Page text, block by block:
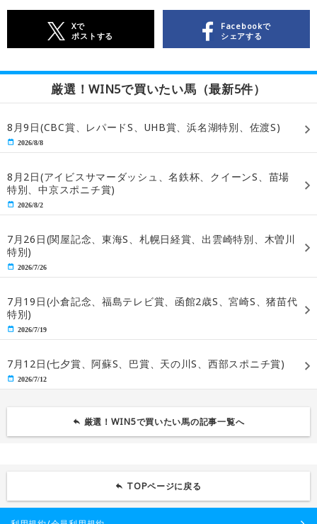
Xで
ポストする
Facebookで
シェアする
厳選！WIN5で買いたい馬（最新5件）
8月9日(CBC賞、レパードS、UHB賞、浜名湖特別、佐渡S)
2026/8/8
8月2日(アイビスサマーダッシュ、名鉄杯、クイーンS、苗場
特別、中京スポニチ賞)
2026/8/2
7月26日(関屋記念、東海S、札幌日経賞、出雲崎特別、木曽川
特別)
2026/7/26
7月19日(小倉記念、福島テレビ賞、函館2歳S、宮崎S、猪苗代
特別)
2026/7/19
7月12日(七夕賞、阿蘇S、巴賞、天の川S、西部スポニチ賞)
2026/7/12
厳選！WIN5で買いたい馬の記事一覧へ
TOPページに戻る